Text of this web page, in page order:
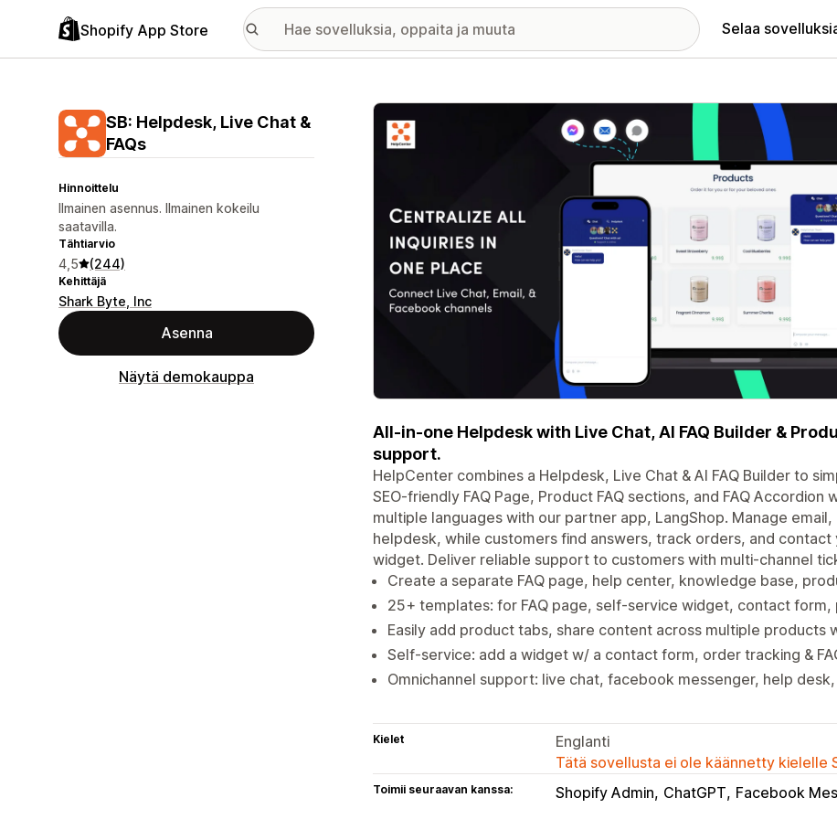
Shopify App Store Selaa
SB: Helpdesk, Live Chat &
FAQs
Hinnoittelu
Ilmainen asennus. Ilmainen kokeilu
saatavilla.
Tähtiarvio
4,5 (244)
Kehittäjä
Shark Byte, Inc
Asenna
Näytä demokauppa
Esittelykuvagalleria
All-in-one Helpdesk with Live Chat, AI FAQ Builder &
support.
HelpCenter combines a Helpdesk, Live Chat & AI FAQ Builder to
SEO-friendly FAQ Page, Product FAQ sections, and FAQ Accordion
multiple languages with our partner app, LangShop. Manage
helpdesk, while customers find answers, track orders, and
widget. Deliver reliable support to customers with multi-channel
Create a separate FAQ page, help center, knowledge base,
25+ templates: for FAQ page, self-service widget, contact
Easily add product tabs, share content across multiple products
Self-service: add a widget w/ a contact form, order tracking &
Omnichannel support: live chat, facebook messenger, help
Kielet
Englanti
Tätä sovellusta ei ole käännetty kielelle
Toimii seuraavan kanssa: Shopify Admin ChatGPT Facebook